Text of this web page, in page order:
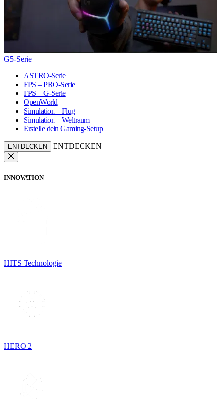
G5-Serie
ASTRO-Serie
FPS – PRO-Serie
FPS – G-Serie
OpenWorld
Simulation – Flug
Simulation – Weltraum
Erstelle dein Gaming-Setup
ENTDECKEN ENTDECKEN
INNOVATION
HITS Technologie
HERO 2